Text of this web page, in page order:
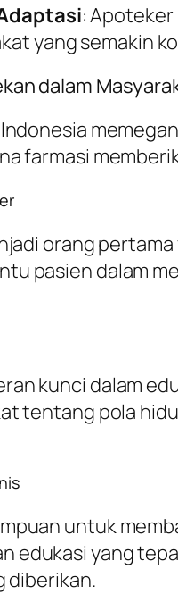
:
yang semakin
dalam
farmasi
orang
pasien dalam
kunci dalam
tentang pola
untuk
edukasi yang
diberikan.